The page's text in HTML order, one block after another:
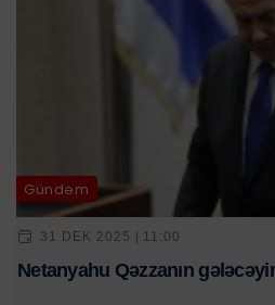
Gündəm
31 DEK 2025 | 11:00
Netanyahu Qəzzanın